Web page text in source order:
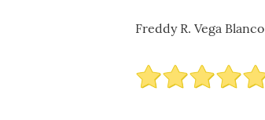
Freddy R. Vega Blanco